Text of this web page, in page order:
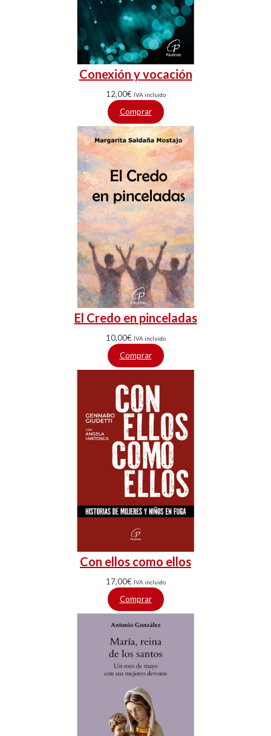
Conexión y vocación
12,00€ IVA incluido
Comprar
El Credo en pinceladas
10,00€ IVA incluido
Comprar
Con ellos como ellos
17,00€ IVA incluido
Comprar